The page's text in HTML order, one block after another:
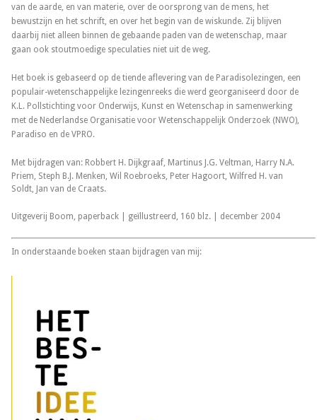
van de aarde, en van materie, over de oorsprong van de mens, het
bewustzijn en het schrift, en over het begin van de wiskunde. Zij blijven
daarbij niet alleen binnen de gebaande paden van de wetenschap, maar
gaan ook stoutmoedige speculaties niet uit de weg.
Het boek is gebaseerd op de tiende aflevering van de Paradisolezingen, een
populair-wetenschappelijke lezingenreeks die werd georganiseerd door de
K.L. Pollstichting voor Onderwijs, Kunst en Wetenschap in samenwerking
met de Nederlandse Organisatie voor Wetenschappelijk Onderzoek (NWO),
Paradiso en de VPRO.
Met bijdragen van: Robbert H. Dijkgraaf, Martinus J.G. Veltman, Harry N.A.
Priem, Steph B.J. Menken, Wil Roebroeks, Peter Hagoort, Wilfred H. van
Soldt, Jan van de Craats.
Uitgeverij Boom, paperback | geïllustreerd, 160 blz. | december 2004
In onderstaande boeken staan bijdragen van mij: